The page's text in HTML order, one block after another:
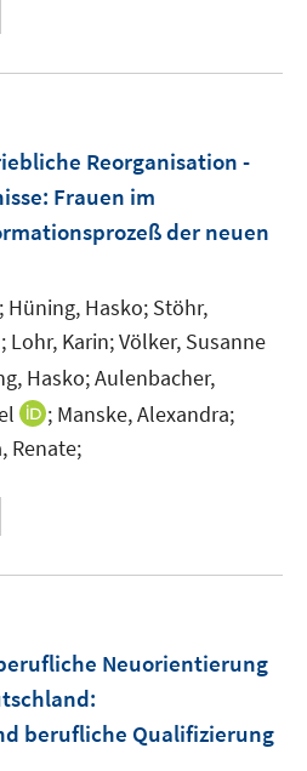
Reorganisation -
: Frauen im
der neuen
Hüning, Hasko; Stöhr,
Lohr, Karin;Völker, Susanne
Hasko;Aulenbacher,
I
n
n
s
t
; Manske, Alexandra;
Renate;
Neuorientierung
:
berufliche Qualifizierung